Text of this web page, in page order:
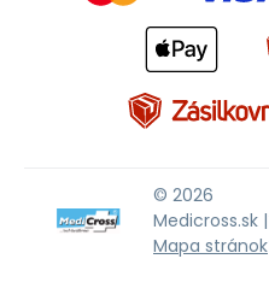
© 2026
Medicross.sk |
Mapa stránok